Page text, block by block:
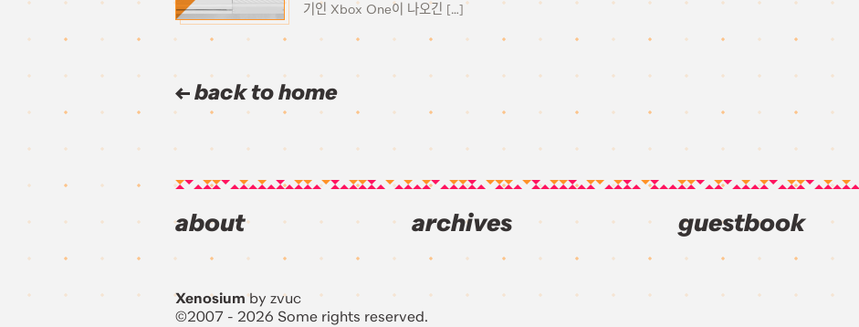
기인 Xbox One이 나오긴 […]
back to home
about archives guestbook
Xenosiumby zvuc
©2007 - 2026 Some rights reserved.